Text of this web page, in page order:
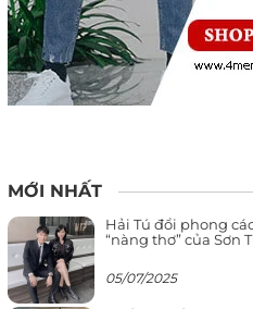
MỚI NHẤT
Hải Tú đổi phong
“nàng thơ” của Sơn
05/07/2025